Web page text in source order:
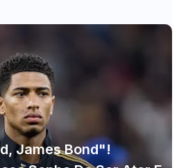
James Bond"!